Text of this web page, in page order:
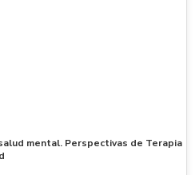
mental. Perspectivas de Terapia